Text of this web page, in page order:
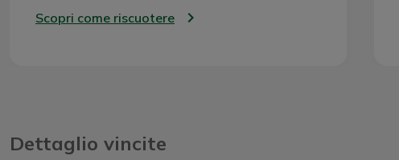
Scopri come riscuotere
Dettaglio vincite